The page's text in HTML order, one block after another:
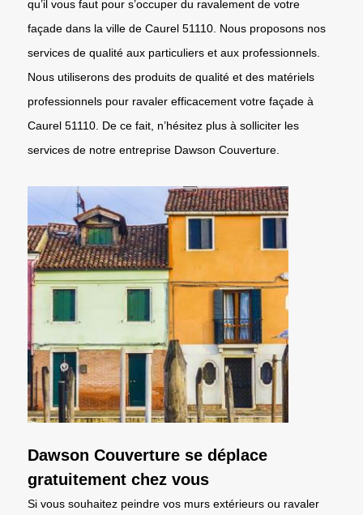
qu’il vous faut pour s’occuper du ravalement de votre
façade dans la ville de Caurel 51110. Nous proposons nos
services de qualité aux particuliers et aux professionnels.
Nous utiliserons des produits de qualité et des matériels
professionnels pour ravaler efficacement votre façade à
Caurel 51110. De ce fait, n’hésitez plus à solliciter les
services de notre entreprise Dawson Couverture.
Dawson Couverture se déplace
gratuitement chez vous
Si vous souhaitez peindre vos murs extérieurs ou ravaler